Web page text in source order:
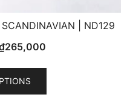
| ND129
265,000
This